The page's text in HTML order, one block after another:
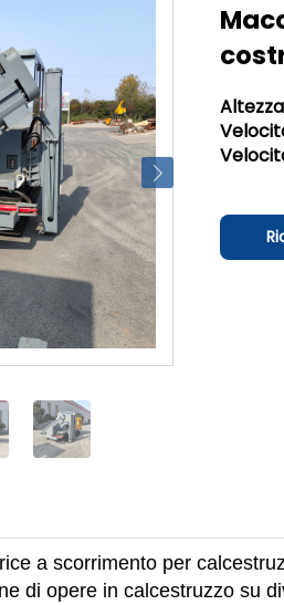
a scorrimento per
di opere in calcestruzzo su